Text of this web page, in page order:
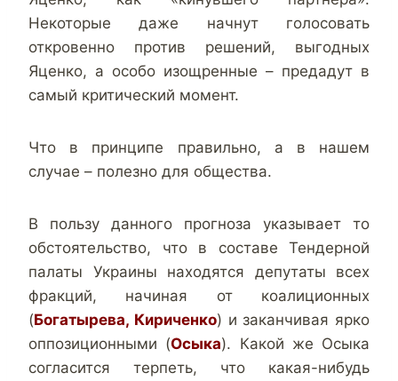
Некоторые даже начнут голосовать
откровенно против решений, выгодных
Яценко, а особо изощренные – предадут в
самый критический момент.
Что в принципе правильно, а в нашем
случае – полезно для общества.
В пользу данного прогноза указывает то
обстоятельство, что в составе Тендерной
палаты Украины находятся депутаты всех
фракций, начиная от коалиционных
(Богатырева, Кириченко) и заканчивая ярко
оппозиционными (Осыка). Какой же Осыка
согласится терпеть, что какая-нибудь